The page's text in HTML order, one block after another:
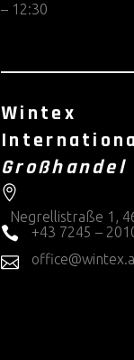
– 12:30
Wintex
Großhandel
Negrellistraße 1,
+43 7245 –